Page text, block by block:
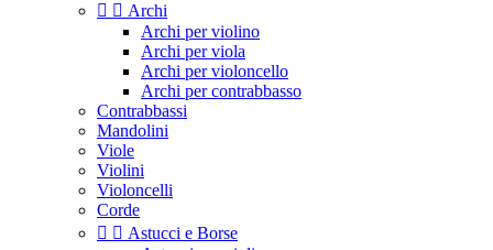
  Archi
Archi per violino
Archi per viola
Archi per violoncello
Archi per contrabbasso
Contrabbassi
Mandolini
Viole
Violini
Violoncelli
Corde
  Astucci e Borse